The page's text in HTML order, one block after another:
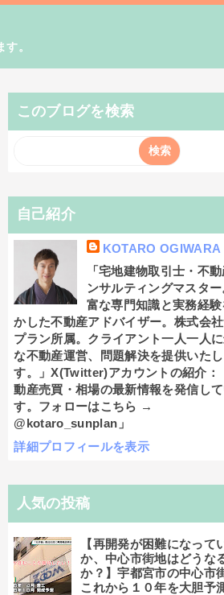
。
このブログを検索
自己紹介
KOTARO OGIWARA
「宅地建物取引士・不
ンサルティングマスタ
富な専門知識と実務経
かした不動産アドバイザー。株式会
プラン所属。クライアント一人一人
な不動産運営、問題解決を提供いたし
す。」X(Twitter)アカウントの紹介：
動産売買・相場の最新情報を発信して
す。フォローはこちら →
@kotaro_sunplan」
詳細プロフィールを表示
人気の投稿
【再開発が困難になって
か、中心市街地はどうな
か？】宇都宮市の中心市
これから１０年を大胆予